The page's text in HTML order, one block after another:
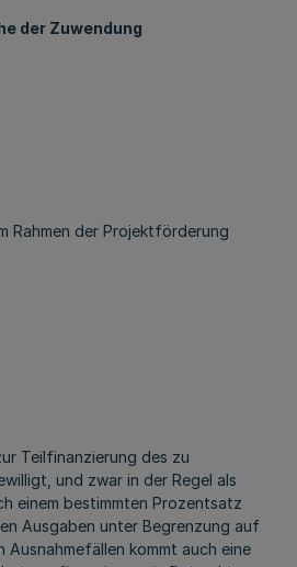
der Zuwendung
Rahmen der Projektförderung
Teilfinanzierung des zu
und zwar in der Regel als
einem bestimmten Prozentsatz
Ausgaben unter Begrenzung auf
Ausnahmefällen kommt auch eine